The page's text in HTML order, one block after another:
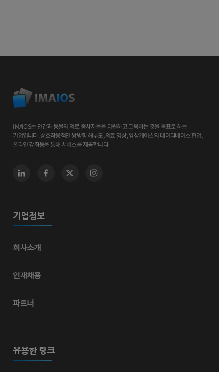
IMAIOS는 인간과 동물의 의료 종사자들을 지원하고 교육하는 것을 목표로 하는
기업입니다. 상호작용적인 쌍방향 해부도, 의료 영상, 임상케이스의 데이타베이스 협업,
온라인 강좌등을 통해 서비스를 제공합니다.
기업정보
회사소개
인재채용
파트너
유용한 링크